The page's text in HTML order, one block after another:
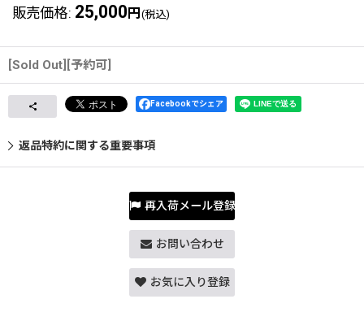
販売価格: 25,000 円 (税込)
[Sold Out][予約可]
Facebookでシェア
返品特約に関する重要事項
再入荷メール登録
お問い合わせ
お気に入り登録